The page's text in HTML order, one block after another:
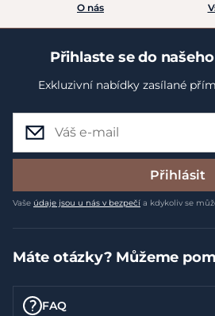
O nás
Přihlaste se do
Exkluzivní nabídky zasílané
Přihlásit
Vaše údaje jsou u nás v bezpečí a kdykoliv se
Máte otázky? Můžeme
FAQ